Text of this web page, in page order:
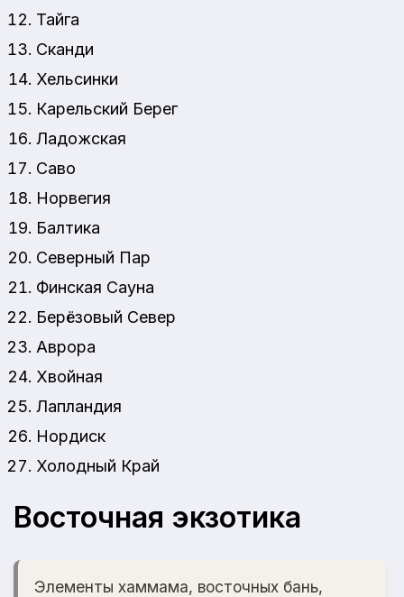
Тайга
Сканди
Хельсинки
Карельский Берег
Ладожская
Саво
Норвегия
Балтика
Северный Пар
Финская Сауна
Берёзовый Север
Аврора
Хвойная
Лапландия
Нордиск
Холодный Край
Восточная экзотика
Элементы хаммама, восточных бань,